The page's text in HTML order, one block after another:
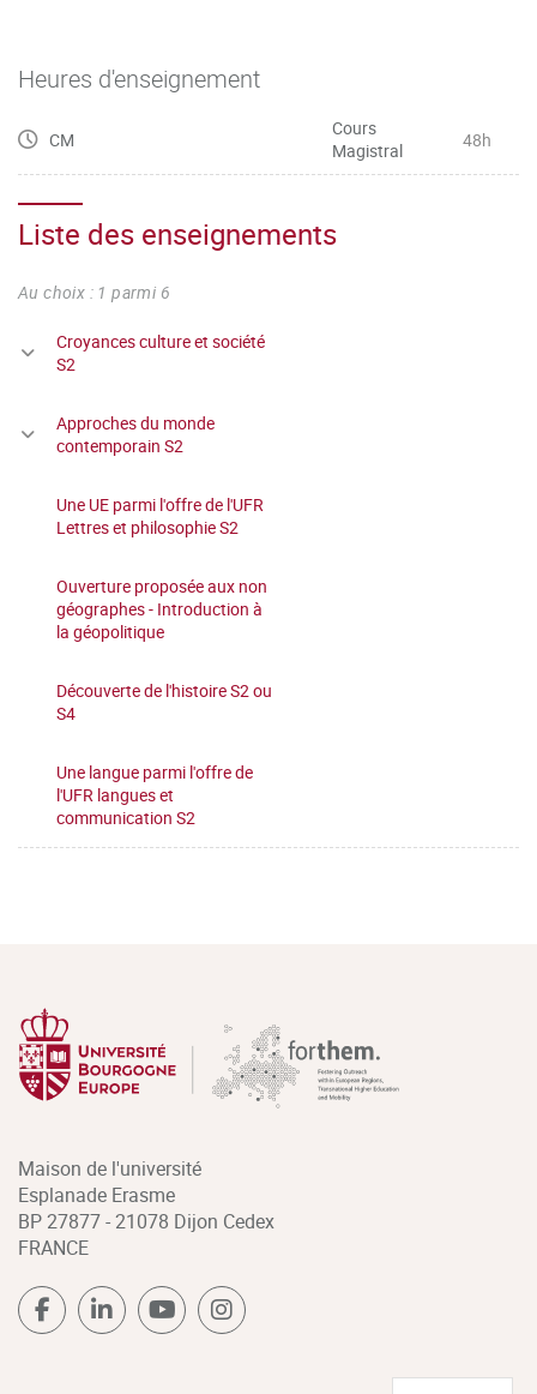
Heures d'enseignement
CM
Cours
Magistral
48h
Liste des enseignements
Au choix : 1 parmi 6
Croyances culture et société
S2
Approches du monde
contemporain S2
Une UE parmi l'offre de l'UFR
Lettres et philosophie S2
Ouverture proposée aux non
géographes - Introduction à
la géopolitique
Découverte de l'histoire S2 ou
S4
Une langue parmi l'offre de
l'UFR langues et
communication S2
Maison de l'université
Esplanade Erasme
BP 27877 - 21078 Dijon Cedex
FRANCE